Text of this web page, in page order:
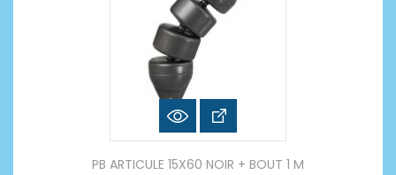
PB ARTICULE 15X60 NOIR + BOUT 1 M